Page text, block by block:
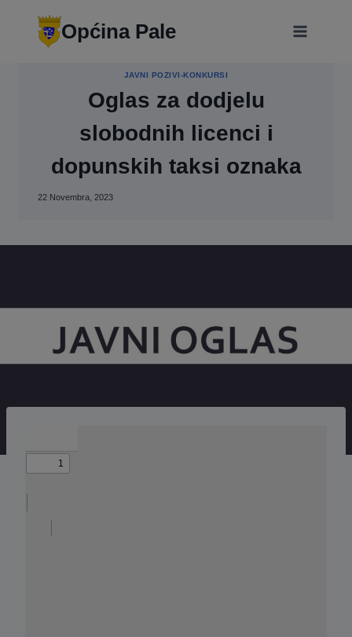
Općina Pale
JAVNI POZIVI-KONKURSI
Oglas za dodjelu
slobodnih licenci i
dopunskih taksi oznaka
22 Novembra, 2023